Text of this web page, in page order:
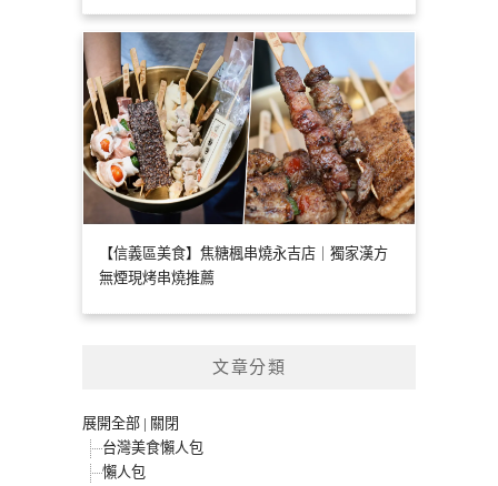
【信義區美食】焦糖楓串燒永吉店｜獨家漢方
無煙現烤串燒推薦
文章分類
展開全部 | 關閉
台灣美食懶人包
懶人包